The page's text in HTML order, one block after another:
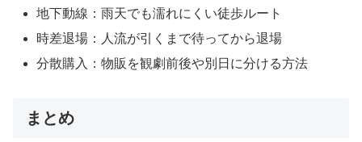
地下動線：雨天でも濡れにくい徒歩ルート
時差退場：人流が引くまで待ってから退場
分散購入：物販を観劇前後や別日に分ける方法
まとめ